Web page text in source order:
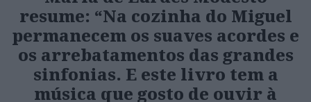
resume: “Na cozinha do Miguel
permanecem os suaves acordes e
os arrebatamentos das grandes
sinfonias. E este livro tem a
música que gosto de ouvir à